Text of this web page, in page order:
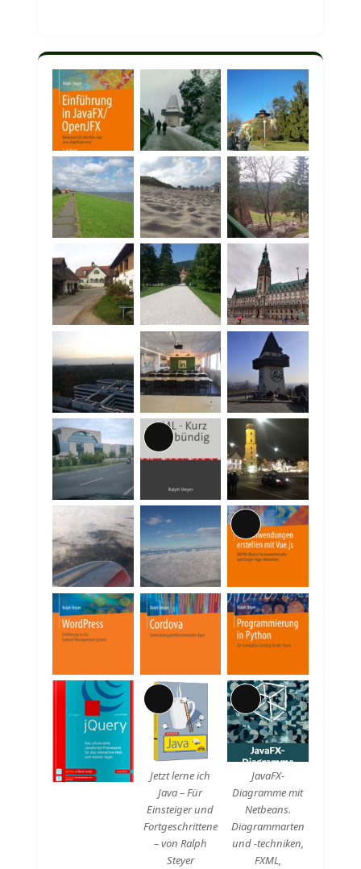
Lange
Beschreibung
Lange
Beschreibung
Lange
Beschreibung
Jetzt lerne ich
Java – Für
Einsteiger und
Fortgeschrittene
– von Ralph
Steyer
Lange
Beschreibung
JavaFX-
Diagramme mit
Netbeans.
Diagrammarten
und -techniken,
FXML,